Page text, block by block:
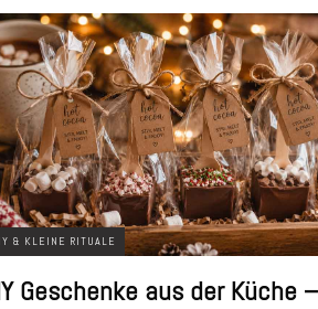
& KLEINE RITUALE
Geschenke aus der Küche –